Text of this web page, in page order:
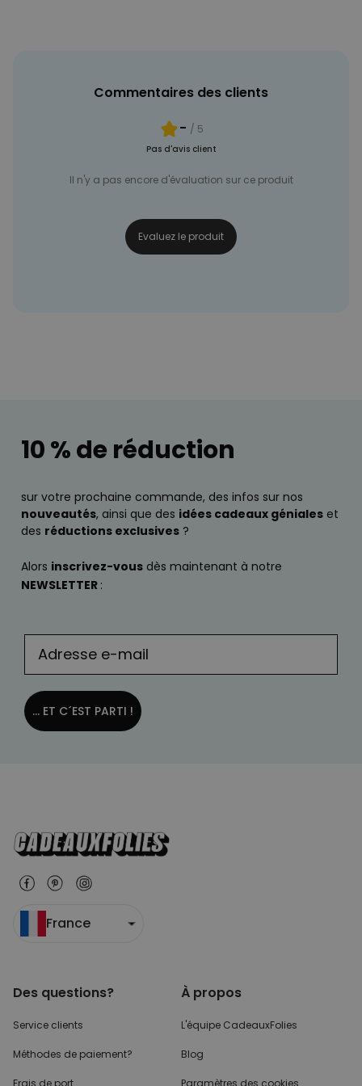
Commentaires des clients
- / 5
Pas d'avis client
Il n'y a pas encore d'évaluation sur ce produit
Evaluez le produit
10 % de réduction
sur votre prochaine commande, des infos sur nos
nouveautés, ainsi que des idées cadeaux géniales et
des réductions exclusives ?
Alors inscrivez-vous dès maintenant à notre
NEWSLETTER :
... ET C´EST PARTI !
France
Des questions?
Service clients
Méthodes de paiement?
À propos
L'équipe CadeauxFolies
Blog